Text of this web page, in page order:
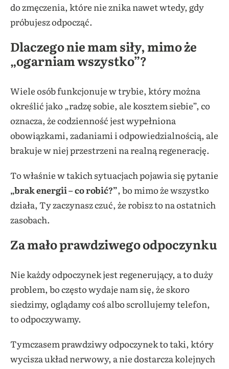
do zmęczenia, które nie znika nawet wtedy, gdy
próbujesz odpocząć.
Dlaczego nie mam siły, mimo że
„ogarniam wszystko”?
Wiele osób funkcjonuje w trybie, który można
określić jako „radzę sobie, ale kosztem siebie”, co
oznacza, że codzienność jest wypełniona
obowiązkami, zadaniami i odpowiedzialnością, ale
brakuje w niej przestrzeni na realną regenerację.
To właśnie w takich sytuacjach pojawia się pytanie
„brak energii – co robić?”, bo mimo że wszystko
działa, Ty zaczynasz czuć, że robisz to na ostatnich
zasobach.
Za mało prawdziwego odpoczynku
Nie każdy odpoczynek jest regenerujący, a to duży
problem, bo często wydaje nam się, że skoro
siedzimy, oglądamy coś albo scrollujemy telefon,
to odpoczywamy.
Tymczasem prawdziwy odpoczynek to taki, który
wycisza układ nerwowy, a nie dostarcza kolejnych